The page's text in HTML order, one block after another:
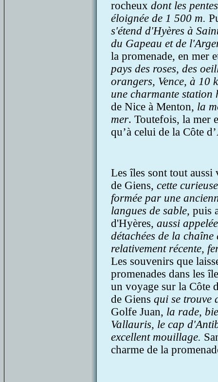
rocheux dont les
éloignée de 1 500 m.
s'étend d'Hyères à
du Gapeau et de
la promenade, en mer
pays des roses, des
orangers, Vence, à 10
une charmante
de Nice à Menton, la
mer. Toutefois, la mer
qu’à celui de la Côte
Les îles sont tout aussi
de Giens, cette
formée par une
langues de sable, puis
d'Hyères, aussi
détachées de la
relativement récente,
Les souvenirs que
promenades dans les
un voyage sur la Côte
de Giens qui se trouve
Golfe Juan, la rade,
Vallauris, le cap
excellent mouillage.
charme de la